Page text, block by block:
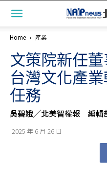
Home 產業
文策院新任
台灣文化產
任務
吳碧娥╱北美智權報 編輯
2025 年 6 月 26 日